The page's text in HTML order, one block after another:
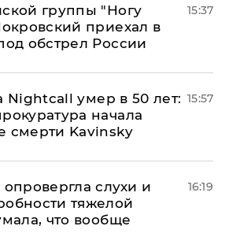
группы "Ногу
приехал в
обстрел России
15:37
Nightcall умер в 50 лет:
начала
смерти Kavinsky
15:57
слухи и
тяжелой
что вообще
16:19